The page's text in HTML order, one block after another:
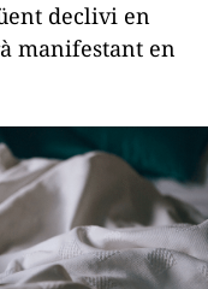
declivi en
manifestant en